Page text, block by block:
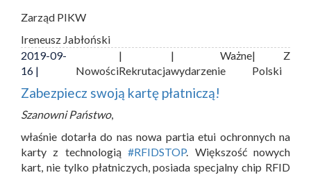
Zarząd PIKW
Ireneusz Jabłoński
2019-09-
16 |
Nowości
|
Rekrutacja
| Ważne
wydarzenie
| Z
Polski
Zabezpiecz swoją kartę płatniczą!
Szanowni Państwo,
właśnie dotarła do nas nowa partia etui ochronnych na
karty z technologią#RFIDSTOP. Większość nowych
kart, nie tylko płatniczych, posiada specjalny chip RFID